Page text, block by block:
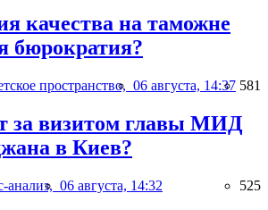
качества на таможне
бюрократия?
пространство, 06 августа, 14:37 581
за визитом главы МИД
в Киев?
анализ, 06 августа, 14:32 525